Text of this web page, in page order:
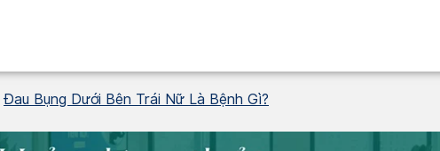
Đau Bụng Dưới Bên Trái Nữ Là Bệnh Gì?